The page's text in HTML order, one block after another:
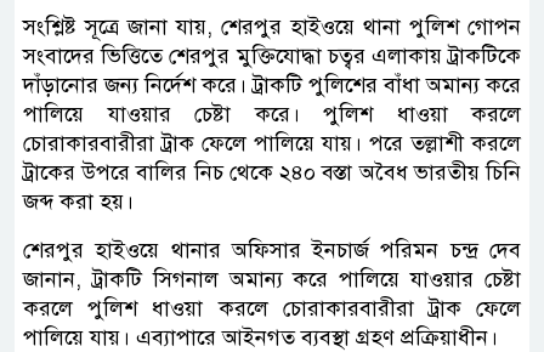
সংশ্লিষ্ট সূত্রে জানা যায়, শেরপুর হাইওয়ে থানা পুলিশ গোপন
সংবাদের ভিত্তিতে শেরপুর মুক্তিযোদ্ধা চত্বর এলাকায় ট্রাকটিকে
দাঁড়ানোর জন্য নির্দেশ করে। ট্রাকটি পুলিশের বাঁধা অমান্য করে
পালিয়ে যাওয়ার চেষ্টা করে। পুলিশ ধাওয়া করলে
চোরাকারবারীরা ট্রাক ফেলে পালিয়ে যায়। পরে তল্লাশী করলে
ট্রাকের উপরে বালির নিচ থেকে ২৪০ বস্তা অবৈধ ভারতীয় চিনি
জব্দ করা হয়।
শেরপুর হাইওয়ে থানার অফিসার ইনচার্জ পরিমন চন্দ্র দেব
জানান, ট্রাকটি সিগনাল অমান্য করে পালিয়ে যাওয়ার চেষ্টা
করলে পুলিশ ধাওয়া করলে চোরাকারবারীরা ট্রাক ফেলে
পালিয়ে যায়। এব্যাপারে আইনগত ব্যবস্থা গ্রহণ প্রক্রিয়াধীন।